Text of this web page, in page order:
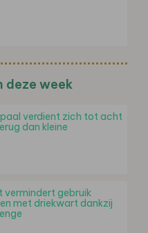
deze week
verdient zich tot acht
dan kleine
vermindert gebruik
met driekwart dankzij